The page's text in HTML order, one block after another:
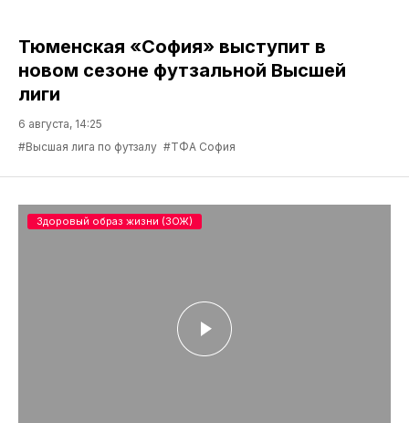
Тюменская «София» выступит в
новом сезоне футзальной Высшей
лиги
6 августа, 14:25
#Высшая лига по футзалу #ТФА София
Здоровый образ жизни (ЗОЖ)